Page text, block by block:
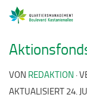
VON REDAKTION ·
AKTUALISIERT 24.